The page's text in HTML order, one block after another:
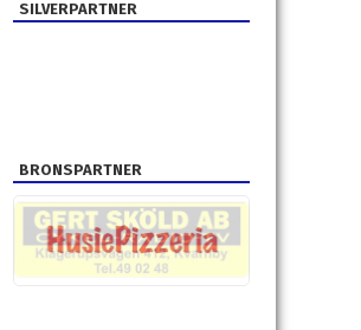
SILVERPARTNER
BRONSPARTNER